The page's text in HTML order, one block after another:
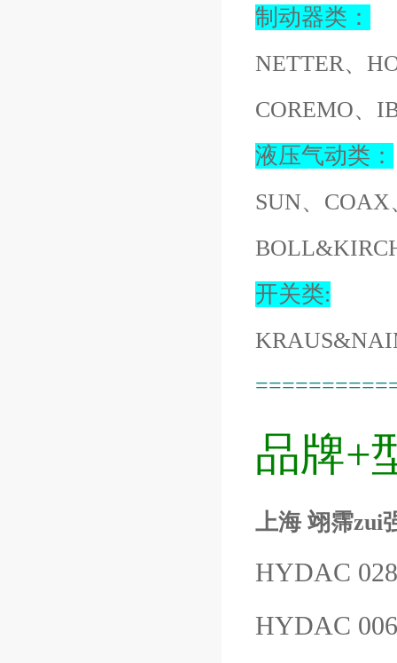
制动器类：
NETTER、
COREMO、
液压气动类：
SUN、
开关类:
品牌+
上海 翊霈zui
HYDAC
HYDAC